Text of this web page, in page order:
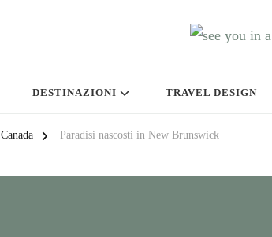
DESTINAZIONI TRAVEL DESIGN
Canada Paradisi nascosti in New Brunswick